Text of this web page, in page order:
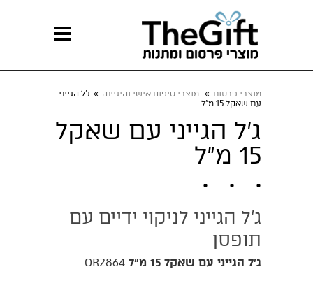
מוצרי פרסום » מוצרי טיפוח אישי והיגיינה » ג'ל הגייני
עם שאקל 15 מ"ל
ג'ל הגייני עם שאקל
15 מ"ל
ג'ל הגייני לניקוי ידיים עם
תופסן
ג'ל הגייני עם שאקל 15 מ"ל OR2864